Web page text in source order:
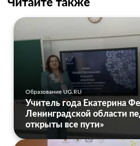
Образование UG.RU
Учитель года Екатерина
Ленинградской области
открыты все пути»